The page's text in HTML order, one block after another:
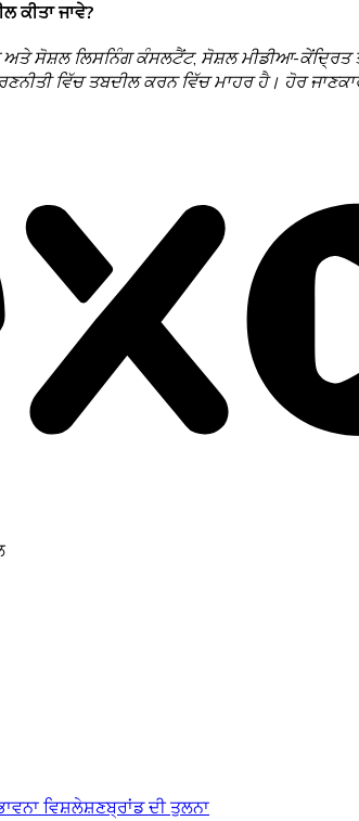
ਕੀਤਾ ਜਾਵੇ?
ਸੋਸ਼ਲ ਲਿਸਨਿੰਗ ਕੰਸਲਟੈਂਟ, ਸੋਸ਼ਲ ਮੀਡੀਆ-ਕੇਂਦ੍ਰਿਤ
ਵਿੱਚ ਤਬਦੀਲ ਕਰਨ ਵਿੱਚ ਮਾਹਰ ਹੈ। ਹੋਰ
ਵਿਸ਼ਲੇਸ਼ਣਬ੍ਰਾਂਡ ਦੀ ਤੁਲਨਾ